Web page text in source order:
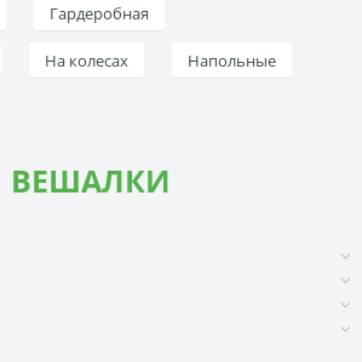
Гардеробная
На колесах Напольные
ВЕШАЛКИ